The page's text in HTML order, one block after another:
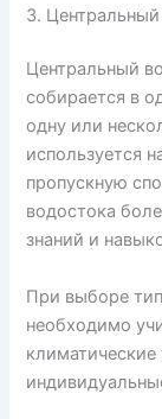
3.
Центральный
собирается в
одну или
используется
пропускную
водостока
знаний и
При выборе
необходимо